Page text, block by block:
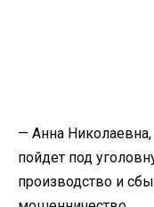
— Анна
пойдет под
производство и